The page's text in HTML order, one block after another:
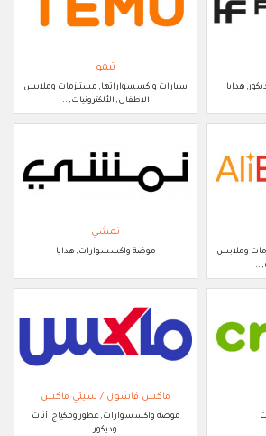
هدايا
تيمو
سيارات واكسسواراتها, مستلزمات وملابس
الاطفال, الألكترونيات, ..
وملابس
..
نمشي
موضة واكسسوارات, هدايا
ماكس فاشون / سيتي ماكس
موضة واكسسوارات, عطور ومكياج, أثاث
وديكور